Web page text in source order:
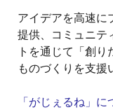
アイデアを高速に
提供、コミュニテ
トを通じて「創
ものづくりを支援
「がじぇるね」に